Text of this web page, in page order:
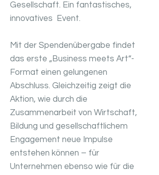
Gesellschaft. Ein fantastisches,
innovatives Event.
Mit der Spendenübergabe findet
das erste „Business meets Art“-
Format einen gelungenen
Abschluss. Gleichzeitig zeigt die
Aktion, wie durch die
Zusammenarbeit von Wirtschaft,
Bildung und gesellschaftlichem
Engagement neue Impulse
entstehen können – für
Unternehmen ebenso wie für die